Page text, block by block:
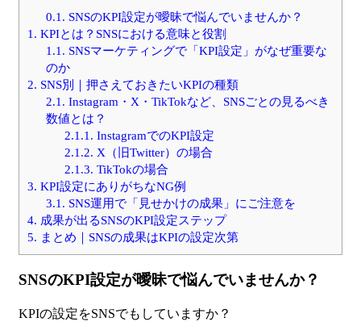
0.1. SNSのKPI設定が曖昧で悩んでいませんか？
1. KPIとは？SNSにおける意味と役割
1.1. SNSマーケティングで「KPI設定」がなぜ重要な
のか
2. SNS別｜押さえておきたいKPIの種類
2.1. Instagram・X・TikTokなど、SNSごとの見るべき
数値とは？
2.1.1. InstagramでのKPI設定
2.1.2. X（旧Twitter）の場合
2.1.3. TikTokの場合
3. KPI設定にありがちなNG例
3.1. SNS運用で「見せかけの成果」にご注意を
4. 成果が出るSNSのKPI設定ステップ
5. まとめ｜SNSの成果はKPIの設定次第
SNSのKPI設定が曖昧で悩んでいませんか？
KPIの設定をSNSでもしていますか？